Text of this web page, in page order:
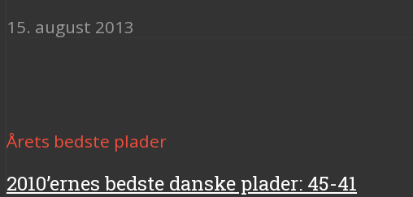
15. august 2013
Årets bedste plader
2010’ernes bedste danske plader: 45-41